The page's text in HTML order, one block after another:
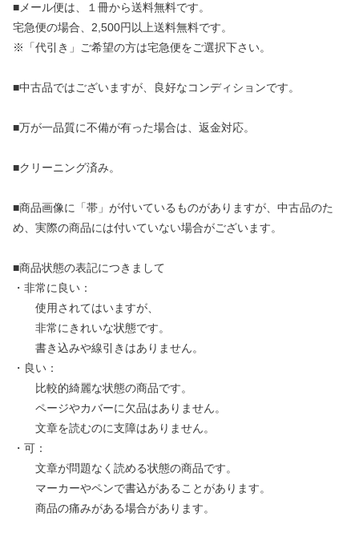
■メール便は、１冊から送料無料です。
宅急便の場合、2,500円以上送料無料です。
※「代引き」ご希望の方は宅急便をご選択下さい。
■中古品ではございますが、良好なコンディションです。
■万が一品質に不備が有った場合は、返金対応。
■クリーニング済み。
■商品画像に「帯」が付いているものがありますが、中古品のた
め、実際の商品には付いていない場合がございます。
■商品状態の表記につきまして
・非常に良い：
使用されてはいますが、
非常にきれいな状態です。
書き込みや線引きはありません。
・良い：
比較的綺麗な状態の商品です。
ページやカバーに欠品はありません。
文章を読むのに支障はありません。
・可：
文章が問題なく読める状態の商品です。
マーカーやペンで書込があることがあります。
商品の痛みがある場合があります。